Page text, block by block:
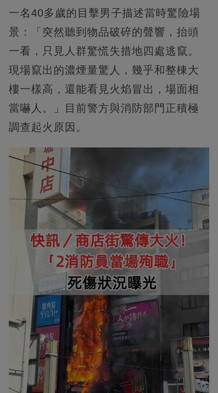
一名40多歲的目擊男子描述當時驚險場
景：「突然聽到物品破碎的聲響，抬頭
一看，只見人群驚慌失措地四處逃竄。
現場竄出的濃煙量驚人，幾乎和整棟大
樓一樣高，還能看見火焰冒出，場面相
當嚇人。」目前警方與消防部門正積極
調查起火原因。